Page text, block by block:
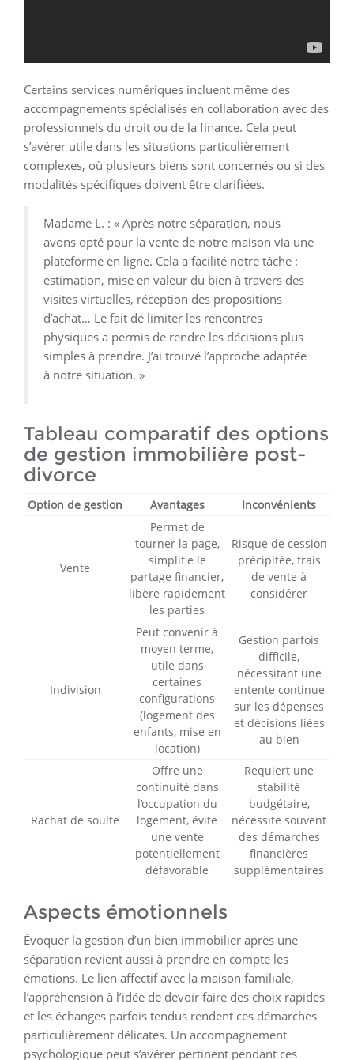
Certains services numériques incluent même des
accompagnements spécialisés en collaboration avec des
professionnels du droit ou de la finance. Cela peut
s’avérer utile dans les situations particulièrement
complexes, où plusieurs biens sont concernés ou si des
modalités spécifiques doivent être clarifiées.
Madame L. : « Après notre séparation, nous
avons opté pour la vente de notre maison via une
plateforme en ligne. Cela a facilité notre tâche :
estimation, mise en valeur du bien à travers des
visites virtuelles, réception des propositions
d’achat… Le fait de limiter les rencontres
physiques a permis de rendre les décisions plus
simples à prendre. J’ai trouvé l’approche adaptée
à notre situation. »
Tableau comparatif des options
de gestion immobilière post-
divorce
Option de gestion Avantages Inconvénients
Vente
Permet de
tourner la page,
simplifie le
partage financier,
libère rapidement
les parties
Risque de cession
précipitée, frais
de vente à
considérer
Indivision
Peut convenir à
moyen terme,
utile dans
certaines
configurations
(logement des
enfants, mise en
location)
Gestion parfois
difficile,
nécessitant une
entente continue
sur les dépenses
et décisions liées
au bien
Rachat de soulte
Offre une
continuité dans
l’occupation du
logement, évite
une vente
potentiellement
défavorable
Requiert une
stabilité
budgétaire,
nécessite souvent
des démarches
financières
supplémentaires
Aspects émotionnels
Évoquer la gestion d’un bien immobilier après une
séparation revient aussi à prendre en compte les
émotions. Le lien affectif avec la maison familiale,
l’appréhension à l’idée de devoir faire des choix rapides
et les échanges parfois tendus rendent ces démarches
particulièrement délicates. Un accompagnement
psychologique peut s’avérer pertinent pendant ces